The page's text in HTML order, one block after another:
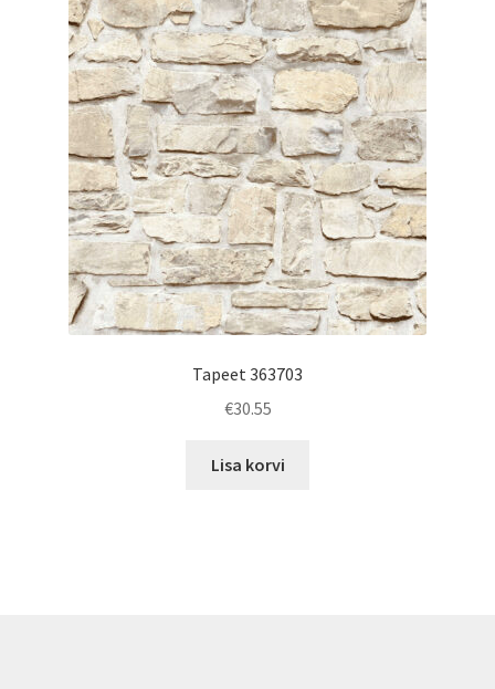
Tapeet 363703
€30.55
Lisa korvi